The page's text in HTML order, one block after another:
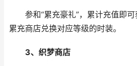
参和“累充豪礼”，累计充值即可
累充商店兑换对应等级的时装。
3、织梦商店